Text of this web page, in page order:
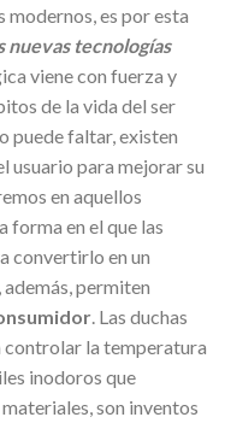
es por esta
nuevas tecnologías
viene con fuerza y
de la vida del ser
puede faltar, existen
usuario para mejorar su
en aquellos
forma en el que las
convertirlo en un
permiten
. Las duchas
la temperatura
inodoros que
son inventos